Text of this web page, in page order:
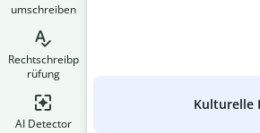
umschreiben
Rechtschreibp
rüfung
AI Detector
Kulturelle